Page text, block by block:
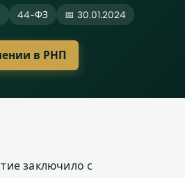
44-ФЗ 📅 30.01.2024
в РНП
заключило с